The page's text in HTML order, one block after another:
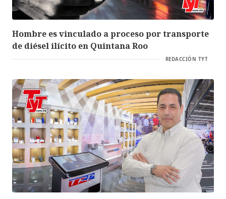
Hombre es vinculado a proceso por transporte
de diésel ilícito en Quintana Roo
REDACCIÓN TYT